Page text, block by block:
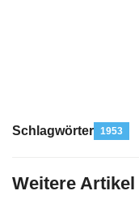
Schlagwörter 1953
Weitere Artikel